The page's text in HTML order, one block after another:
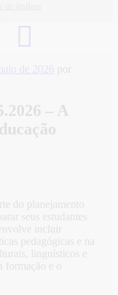
de 2026 por
– A
do planejamento
seus estudantes
incluir
pedagógicas e na
linguísticos e
formação e o